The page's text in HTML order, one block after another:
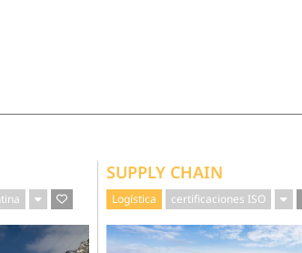
SUPPLY CHAIN
Logística certificaciones ISO